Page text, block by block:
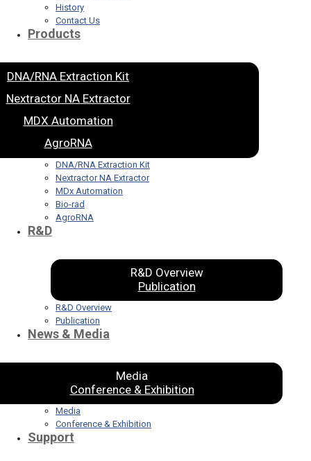
History
Contact Us
Products
DNA/RNA Extraction Kit
Nextractor NA Extractor
MDX Automation
AgroRNA
DNA/RNA Extraction Kit
Nextractor NA Extractor
MDx Automation
Bio-rad
AgroRNA
R&D
R&D Overview
Publication
R&D Overview
Publication
News & Media
Media
Conference & Exhibition
Media
Conference & Exhibition
Support